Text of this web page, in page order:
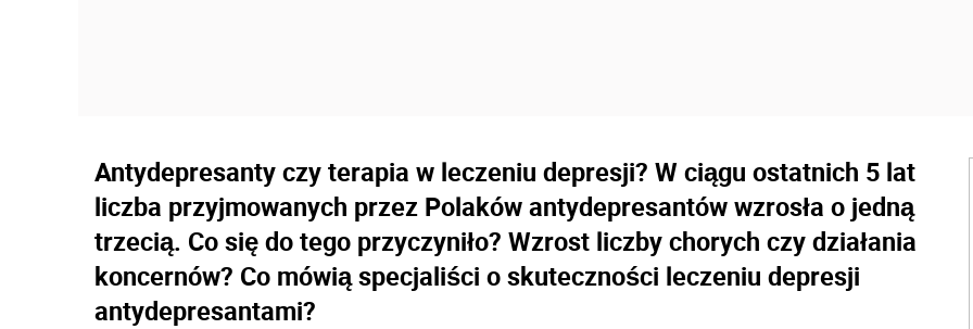
Antydepresanty czy terapia w leczeniu depresji? W ciągu ostatnich 5 lat
liczba przyjmowanych przez Polaków antydepresantów wzrosła o jedną
trzecią. Co się do tego przyczyniło? Wzrost liczby chorych czy działania
koncernów? Co mówią specjaliści o skuteczności leczeniu depresji
antydepresantami?